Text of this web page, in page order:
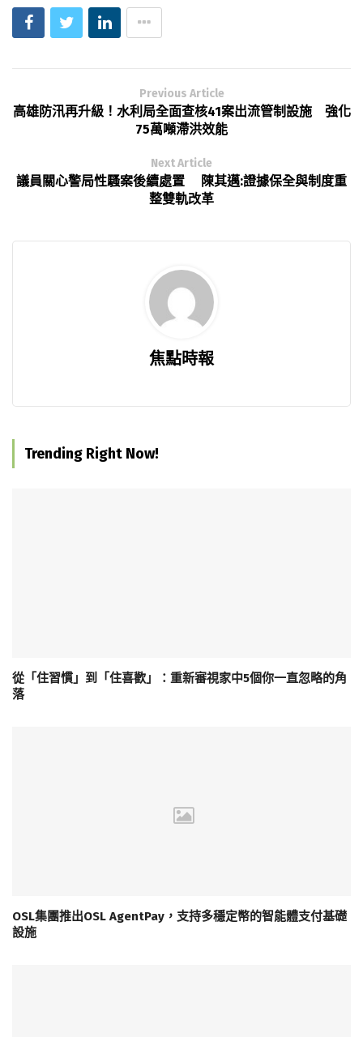
Previous Article
高雄防汛再升級！水利局全面查核41案出流管制設施 強化
75萬噸滯洪效能
Next Article
議員關心警局性騷案後續處置 陳其邁:證據保全與制度重
整雙軌改革
焦點時報
Trending Right Now!
從「住習慣」到「住喜歡」：重新審視家中5個你一直忽略的角
落
OSL集團推出OSL AgentPay，支持多穩定幣的智能體支付基礎
設施